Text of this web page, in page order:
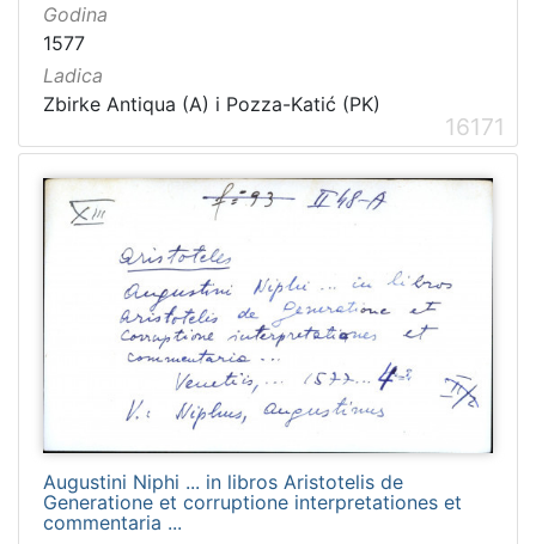
Godina
1577
Ladica
Zbirke Antiqua (A) i Pozza-Katić (PK)
16171
Augustini Niphi ... in libros Aristotelis de
Generatione et corruptione interpretationes et
commentaria ...